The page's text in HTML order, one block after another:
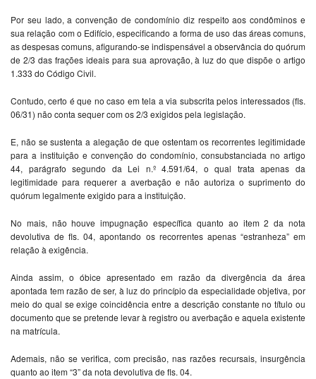
Por seu lado, a convenção de condomínio diz respeito aos condôminos e
sua relação com o Edifício, especificando a forma de uso das áreas comuns,
as despesas comuns, afigurando-se indispensável a observância do quórum
de 2/3 das frações ideais para sua aprovação, à luz do que dispõe o artigo
1.333 do Código Civil.
Contudo, certo é que no caso em tela a via subscrita pelos interessados (fls.
06/31) não conta sequer com os 2/3 exigidos pela legislação.
E, não se sustenta a alegação de que ostentam os recorrentes legitimidade
para a instituição e convenção do condomínio, consubstanciada no artigo
44, parágrafo segundo da Lei n.º 4.591/64, o qual trata apenas da
legitimidade para requerer a averbação e não autoriza o suprimento do
quórum legalmente exigido para a instituição.
No mais, não houve impugnação específica quanto ao item 2 da nota
devolutiva de fls. 04, apontando os recorrentes apenas “estranheza” em
relação à exigência.
Ainda assim, o óbice apresentado em razão da divergência da área
apontada tem razão de ser, à luz do princípio da especialidade objetiva, por
meio do qual se exige coincidência entre a descrição constante no título ou
documento que se pretende levar à registro ou averbação e aquela existente
na matrícula.
Ademais, não se verifica, com precisão, nas razões recursais, insurgência
quanto ao item “3” da nota devolutiva de fls. 04.